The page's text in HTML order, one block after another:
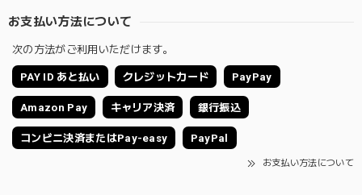
お支払い方法について
次の方法がご利用いただけます。
PAY ID あと払い クレジットカード PayPay
Amazon Pay キャリア決済 銀行振込
コンビニ決済またはPay-easy PayPal
お支払い方法について